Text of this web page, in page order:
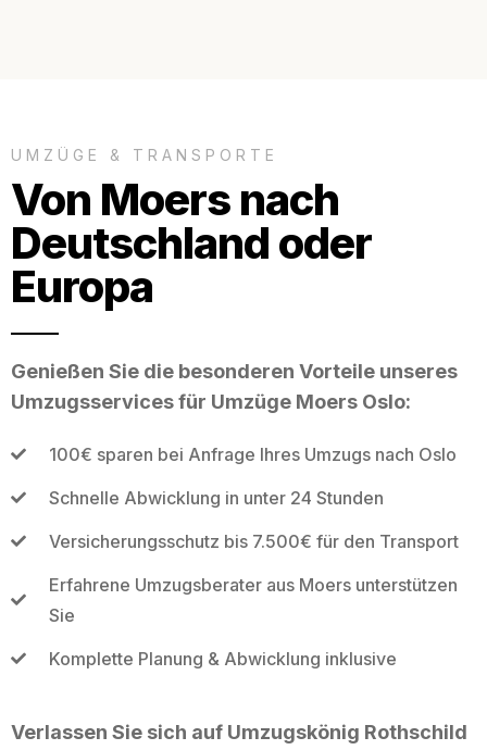
UMZÜGE & TRANSPORTE
Von Moers nach
Deutschland oder
Europa
Genießen Sie die besonderen Vorteile unseres
Umzugsservices für Umzüge Moers Oslo:
100€ sparen bei Anfrage Ihres Umzugs nach Oslo
Schnelle Abwicklung in unter 24 Stunden
Versicherungsschutz bis 7.500€ für den Transport
Erfahrene Umzugsberater aus Moers unterstützen
Sie
Komplette Planung & Abwicklung inklusive
Verlassen Sie sich auf Umzugskönig Rothschild